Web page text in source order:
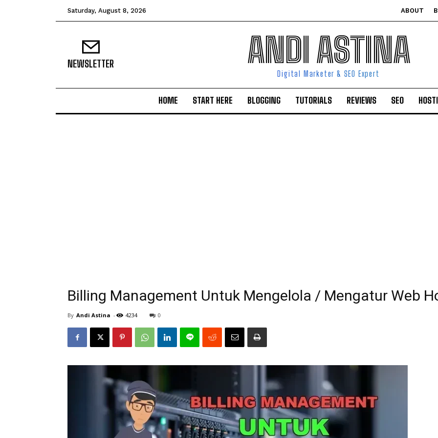
Saturday, August 8, 2026 ABOUT
NEWSLETTER ANDI ASTINA
Digital Marketer & SEO Expert
HOME START HERE BLOGGING TUTORIALS REVIEWS SEO
Billing Management Untuk Mengelola / Mengatur Web
By Andi Astina - 4234 0